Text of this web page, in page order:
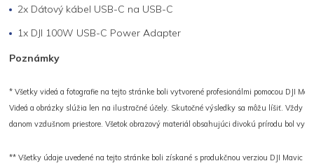
2x Dátový kábel USB-C na USB-C
1x DJI 100W USB-C Power Adapter
Poznámky
* Všetky videá a fotografie na tejto stránke boli vytvorené profesionálmi pomocou DJI
Videá a obrázky slúžia len na ilustračné účely. Skutočné výsledky sa môžu líšiť. Vždy
danom vzdušnom priestore. Všetok obrazový materiál obsahujúci divokú prírodu bol
** Všetky údaje uvedené na tejto stránke boli získané s produkčnou verziou DJI Mavic